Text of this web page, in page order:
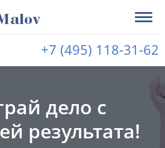
alov
+7 (495) 118-31-62
дело с
результата!